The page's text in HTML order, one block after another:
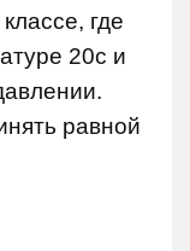
где
20c и
равной